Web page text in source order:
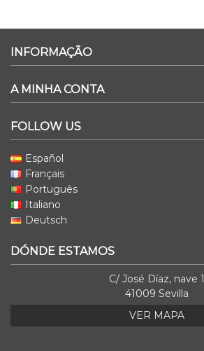
INFORMAÇÃO
A MINHA CONTA
FOLLOW US
Español
Français
Português
Italiano
Deutsch
DÓNDE ESTAMOS
C/ José Díaz, nave 1
41009 Sevilla
VER MAPA